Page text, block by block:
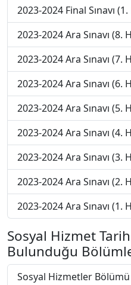
2023-2024 Final Sınavı
2023-2024 Ara Sınavı (8.
2023-2024 Ara Sınavı (7.
2023-2024 Ara Sınavı (6.
2023-2024 Ara Sınavı (5.
2023-2024 Ara Sınavı (4.
2023-2024 Ara Sınavı (3.
2023-2024 Ara Sınavı (2.
2023-2024 Ara Sınavı (1.
Sosyal Hizmet
Bulunduğu
Sosyal Hizmetler